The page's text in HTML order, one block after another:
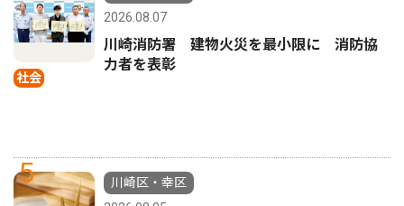
社会
2026.08.07
川崎消防署 建物火災を最小限に 消防協
力者を表彰
5
川崎区・幸区